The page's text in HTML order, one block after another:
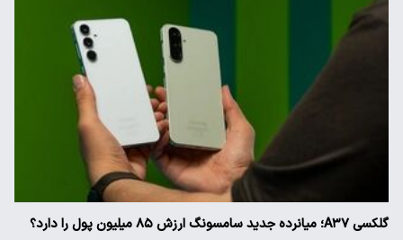
گلکسی A۳۷؛ میانرده جدید سامسونگ ارزش ۸۵ میلیون پول را دارد؟